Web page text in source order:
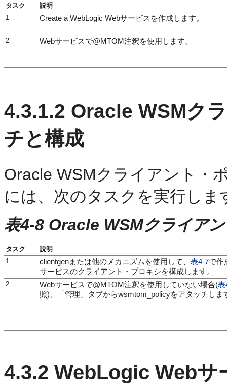
タスク
説明
1
Create a WebLogic Webサービスを作成します。
2 Webサービスで@MTOM注釈を使用します。
4.3.1.2 Oracle WSMク
チと構成
Oracle WSMクライアント・
には、次のタスクを実行しま
表4-8 Oracle WSMクライア
タスク
説明
1
clientgenまたは他のメカニズムを使用して、 表4-7で作
サービスのクライアント・プロキシを構成します。
2 Webサービスで@MTOM注釈を使用していない場合(表
照)、「管理」タブからwsmtom_policyをアタッチしま
4.3.2 WebLogic Webサ